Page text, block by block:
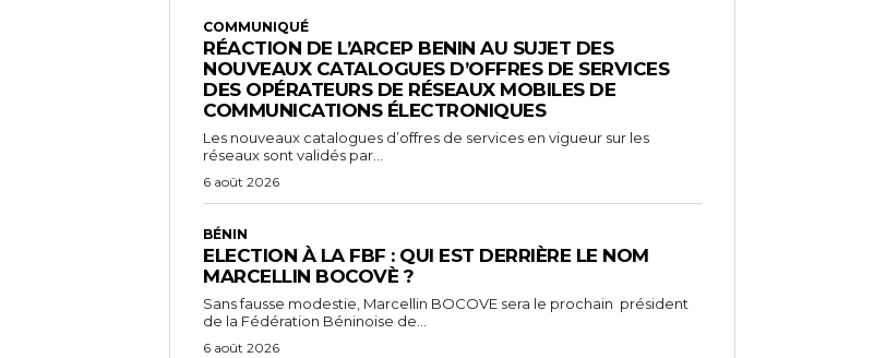
COMMUNIQUÉ
RÉACTION DE L’ARCEP BENIN AU SUJET DES
NOUVEAUX CATALOGUES D’OFFRES DE SERVICES
DES OPÉRATEURS DE RÉSEAUX MOBILES DE
COMMUNICATIONS ÉLECTRONIQUES
Les nouveaux catalogues d’offres de services en vigueur sur les
réseaux sont validés par...
6 août 2026
BÉNIN
ELECTION À LA FBF : QUI EST DERRIÈRE LE NOM
MARCELLIN BOCOVÈ ?
Sans fausse modestie, Marcellin BOCOVE sera le prochain président
de la Fédération Béninoise de...
6 août 2026